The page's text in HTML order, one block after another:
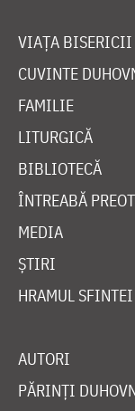
VIAȚA BISERICII
CUVINTE
FAMILIE
LITURGICĂ
BIBLIOTECĂ
ÎNTREABĂ
MEDIA
ȘTIRI
HRAMUL
AUTORI
PĂRINȚI